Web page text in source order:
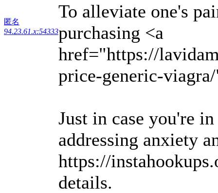
匿名
94.23.61.x:54333
To alleviate one's
purchasing <a
href="https://
price-generic-
Just in case you're
addressing anxiety
https://
details.